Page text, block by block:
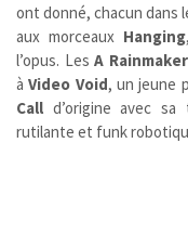
ont donné, chacun dans
aux morceaux Hanging,
l’opus. LesA Rainmaker
àVideo Void, un jeune
Call d’origine avec
rutilante et funk